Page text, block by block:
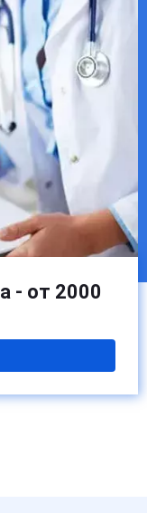
с учетом
- от 2000